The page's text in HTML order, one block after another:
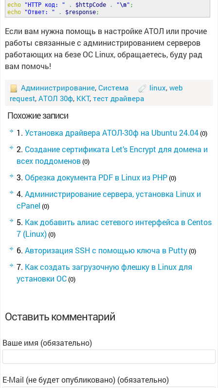
echo "HTTP код: " . $httpCode . "\n" ;
echo
"Ответ: " . $response;
Если вам нужна помощь в настройке АТОЛ или прочие
работы связанные с администрированием серверов
работающих на безе ОС Linux, обращаетесь, буду рад
вам помочь!
Администрирование, Система linux, web
request, АТОЛ 30ф, ККТ, тест драйвера
Похожие записи
Установка драйвера АТОЛ-30ф на Ubuntu 24.04(0)
Создание сертификата Let’s Encrypt для домена и
всех поддоменов(0)
Обрезка документа PDF в Linux из PHP(0)
Администрирование сервера, установка Linux и
cPanel (0)
Как добавить алиас сетевого интерфейса в Centos
7 (Linux)(0)
Авторизация SSH с помощью ключа в Putty(0)
Как создать загрузочную флешку в Linux для
установки ОС(0)
Оставить комментарий
Ваше имя (обязательно)
E-Mail (не будет опубликовано) (обязательно)